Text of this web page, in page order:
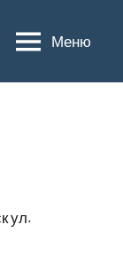
Меню
ул.